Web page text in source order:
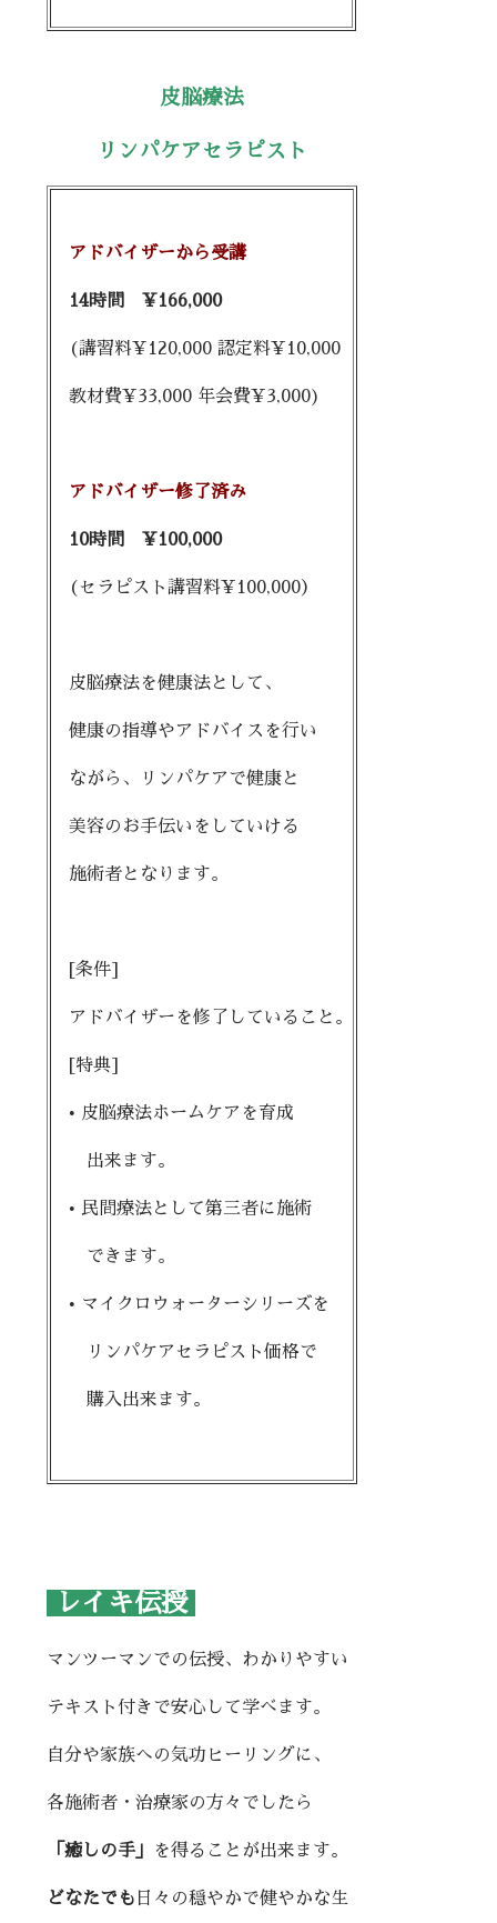
皮脳療法
リンパケアセラピスト
アドバイザーから受講
14時間 ¥166,000
(講習料¥120,000 認定料¥10,000
教材費¥33,000 年会費¥3,000)
アドバイザー修了済み
10時間 ¥100,000
(セラピスト講習料¥100,000）
皮脳療法を健康法として、
健康の指導やアドバイスを行い
ながら、リンパケアで健康と
美容のお手伝いをしていける
施術者となります。
[条件]
アドバイザーを修了していること。
[特典]
• 皮脳療法ホームケアを育成
出来ます。
• 民間療法として第三者に施術
できます。
• マイクロウォーターシリーズを
リンパケアセラピスト価格で
購入出来ます。
レイキ伝授
マンツーマンでの伝授、わかりやすい
テキスト付きで安心して学べます。
自分や家族への気功ヒーリングに、
各施術者・治療家の方々でしたら
「癒しの手」 を得ることが出来ます。
どなたでも 日々の穏やかで健やかな生